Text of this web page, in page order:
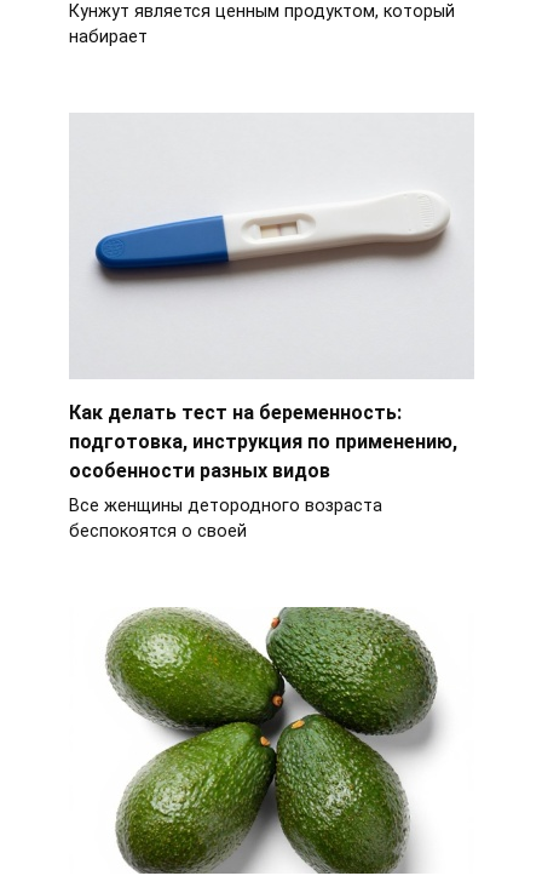
Кунжут является ценным продуктом, который
набирает
Как делать тест на беременность:
подготовка, инструкция по применению,
особенности разных видов
Все женщины детородного возраста
беспокоятся о своей